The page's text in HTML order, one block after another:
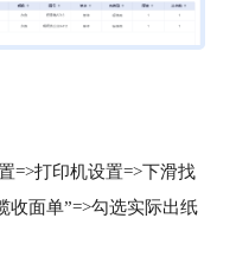
=>打印机设置=>下滑找
收面单”=>勾选实际出纸